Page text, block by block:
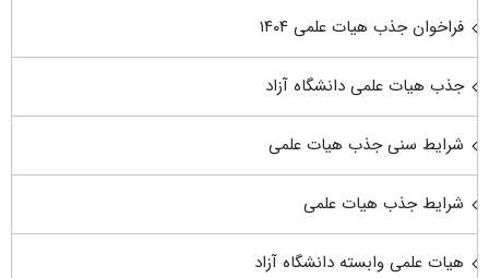
فراخوان جذب هیات علمی ۱۴۰۴
جذب هیات علمی دانشگاه آزاد
شرایط سنی جذب هیات علمی
شرایط جذب هیات علمی
هیات علمی وابسته دانشگاه آزاد